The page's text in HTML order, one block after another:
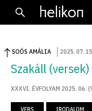
SOÓS AMÁLIA 2025.07.
Szakáll (versek)
XXXVI. ÉVFOLYAM 2025. 06.
VERS IRODALOM